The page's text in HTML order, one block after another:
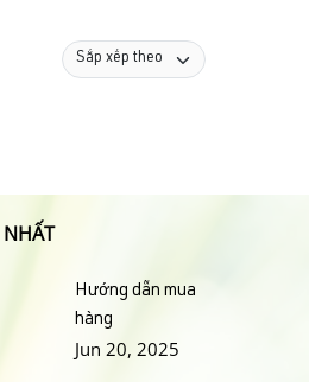
NHẤT
Hướng dẫn mua
hàng
Jun 20, 2025